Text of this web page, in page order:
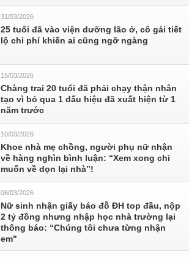
31/03/2026
25 tuổi đã vào viện dưỡng lão ở, cô gái tiết
lộ chi phí khiến ai cũng ngỡ ngàng
15/03/2026
Chàng trai 20 tuổi đã phải chạy thận nhân
tạo vì bỏ qua 1 dấu hiệu đã xuất hiện từ 1
năm trước
10/03/2026
Khoe nhà mẹ chồng, người phụ nữ nhận
về hàng nghìn bình luận: “Xem xong chỉ
muốn về dọn lại nhà”!
06/03/2026
Nữ sinh nhận giấy báo đỗ ĐH top đầu, nộp
2 tỷ đồng nhưng nhập học nhà trường lại
thông báo: “Chúng tôi chưa từng nhận
em"